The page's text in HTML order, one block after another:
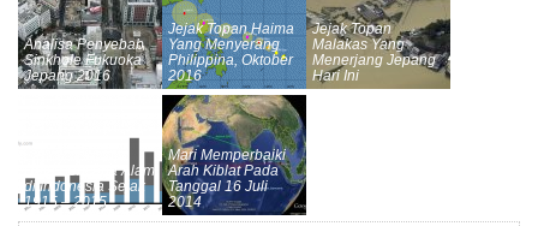
Analisa Penyebab
Sinkhole Fukuoka
Jepang 2016
Jejak Topan Haima
Yang Menyerang
Philippina, Oktober
2016
Jejak Topan
Malakas Yang
Menerjang Jepang
Hari Ini
Data Bencana Alam
di Indonesia Sejak
1915 – 2015
Mari Memperbaiki
Arah Kiblat Pada
Tanggal 16 Juli
2014